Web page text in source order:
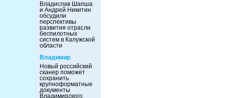
Владислав Шапша
и Андрей Никитин
обсудили
перспективы
развития отрасли
беспилотных
систем в Калужской
области
Владимир
Новый российский
сканер поможет
сохранить
крупноформатные
документы
Владимирского